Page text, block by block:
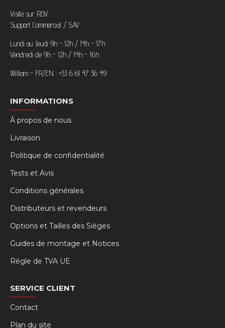
Visite sur RDV
Support Commercial / SAV
Lundi au Jeudi 9h - 12h / 14h - 17h
Vendredi de 9h - 12h / 14h - 16h
William - FR/EN : +33 6 61 47 36 49
INFORMATIONS
À propos de nous
Livraison
Politique de confidentialité
Tests et Avis
Conditions générales
Distributeurs et revendeurs
Options et Tailles des Sièges
Guides de montage et Notices
Régle de TVA UE
SERVICE CLIENT
Contact
Plan du site